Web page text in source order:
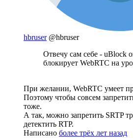
hbruser @hbruser
Отвечу сам себе - uBlock
блокирует WebRTC на
При желании, WebRTC умеет
Поэтому чтобы совсем
тоже.
А так, можно запретить SRTP
детектить RTP.
Написано более трёх лет назад